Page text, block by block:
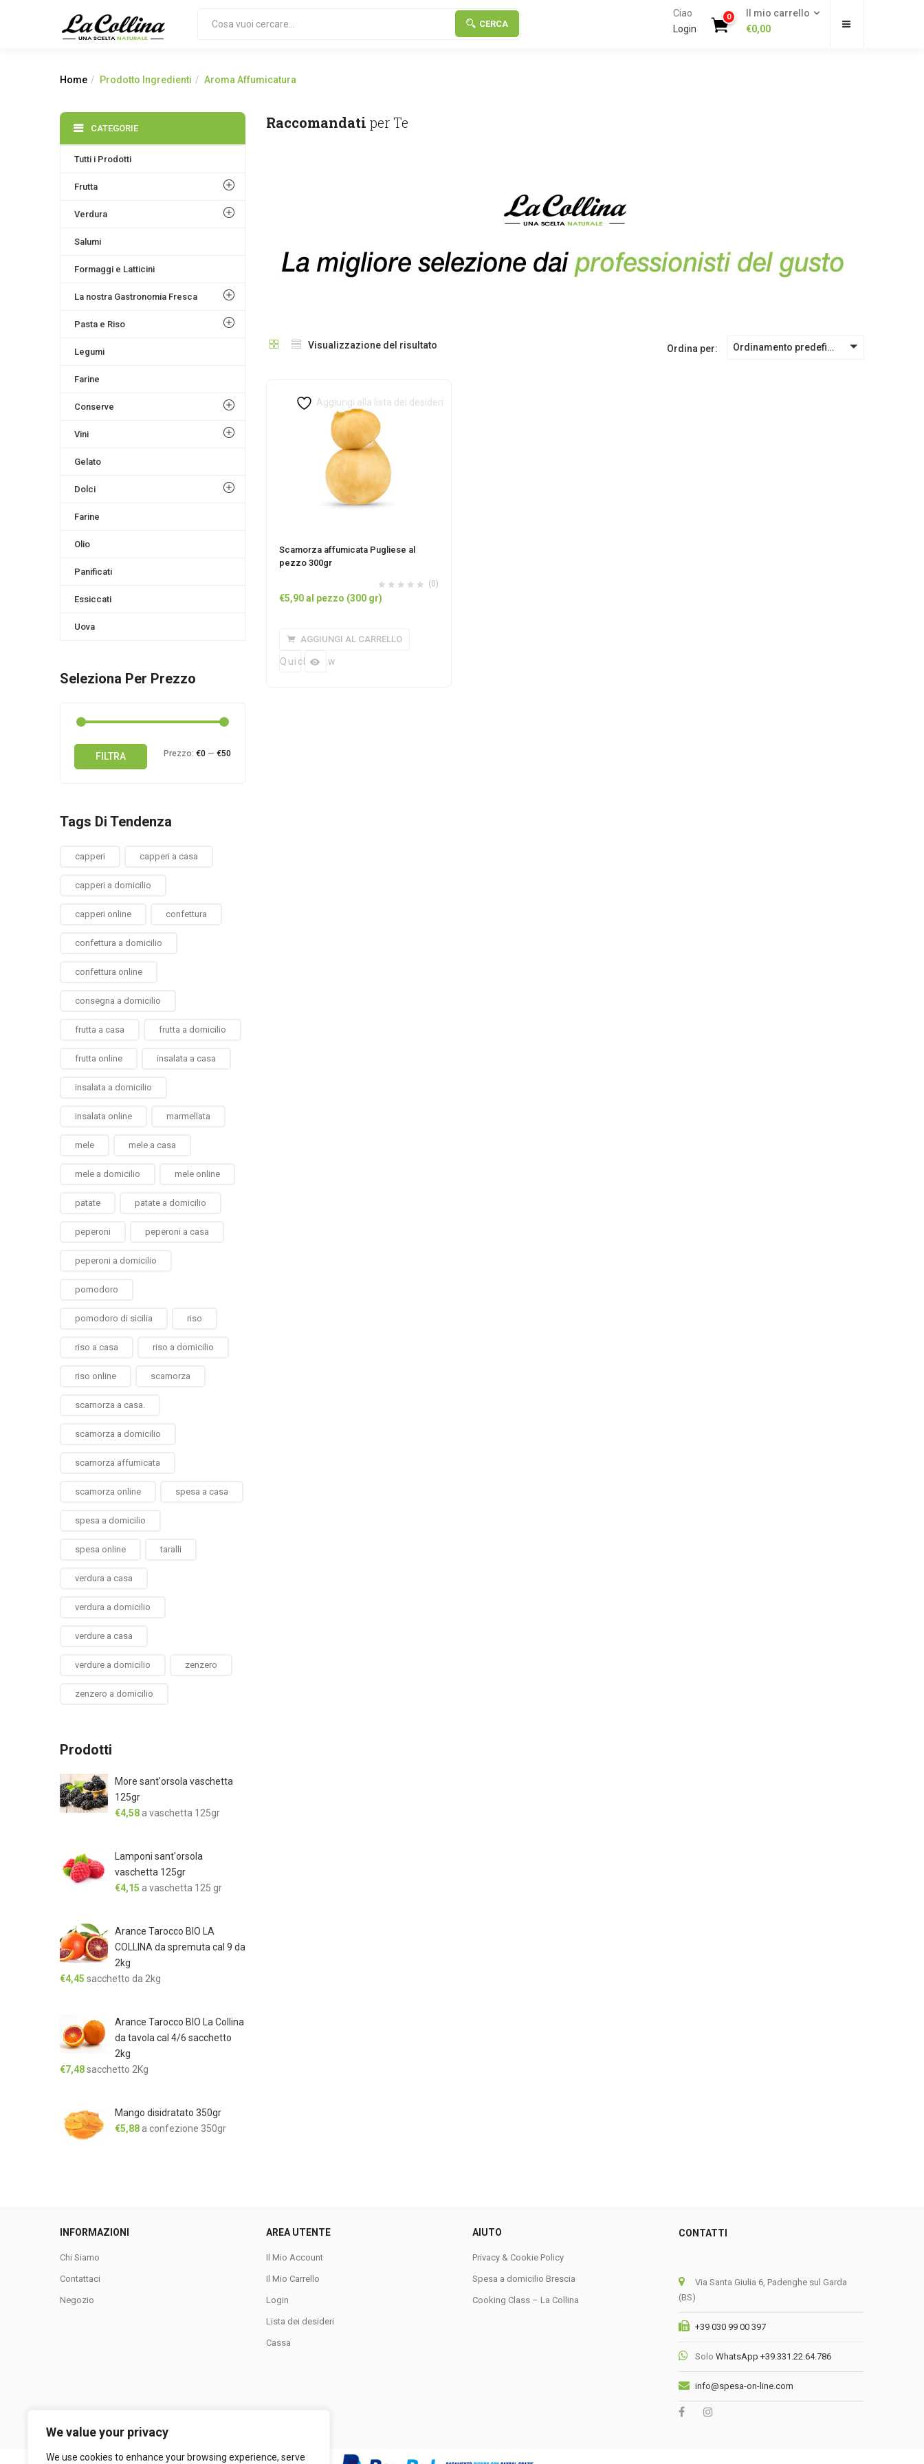
We value your privacy
We use cookies to enhance your browsing experience, serve
CERCA
Ciao
Login
0
Il mio carrello
€0,00
Home Prodotto Ingredienti Aroma Affumicatura
Raccomandati per Te
Visualizzazione del risultato Ordina per: Ordinamento predefinito
Aggiungi alla lista dei desideri
Scamorza affumicata Pugliese al
pezzo 300gr
(0)
€5,90al pezzo (300 gr)
AGGIUNGI AL CARRELLO
Quick view
CATEGORIE
Tutti i Prodotti
Frutta
Verdura
Salumi
Formaggi e Latticini
La nostra Gastronomia Fresca
Pasta e Riso
Legumi
Farine
Conserve
Vini
Gelato
Dolci
Farine
Olio
Panificati
Essiccati
Uova
Seleziona Per Prezzo
Prezzo
Prezzo
FILTRA Prezzo: €0 — €50
Tags Di Tendenza
capperi capperi a casa
capperi a domicilio
capperi online confettura
confettura a domicilio
confettura online
consegna a domicilio
frutta a casa frutta a domicilio
frutta online insalata a casa
insalata a domicilio
insalata online marmellata
mele mele a casa
mele a domicilio mele online
patate patate a domicilio
peperoni peperoni a casa
peperoni a domicilio
pomodoro
pomodoro di sicilia riso
riso a casa riso a domicilio
riso online scamorza
scamorza a casa.
scamorza a domicilio
scamorza affumicata
scamorza online spesa a casa
spesa a domicilio
spesa online taralli
verdura a casa
verdura a domicilio
verdure a casa
verdure a domicilio zenzero
zenzero a domicilio
Prodotti
More sant'orsola vaschetta
125gr
€4,58 a vaschetta 125gr
Lamponi sant'orsola
vaschetta 125gr
€4,15 a vaschetta 125 gr
Arance Tarocco BIO LA
COLLINA da spremuta cal 9 da
2kg
€4,45 sacchetto da 2kg
Arance Tarocco BIO La Collina
da tavola cal 4/6 sacchetto
2kg
€7,48sacchetto 2Kg
Mango disidratato 350gr
€5,88 a confezione 350gr
INFORMAZIONI
Chi Siamo
Contattaci
Negozio
AREA UTENTE
Il Mio Account
Il Mio Carrello
Login
Lista dei desideri
Cassa
AIUTO
Privacy & Cookie Policy
Spesa a domicilio Brescia
Cooking Class – La Collina
CONTATTI
Via Santa Giulia 6, Padenghe sul Garda
(BS)
+39 030 99 00 397
Solo WhatsApp +39.331.22.64.786
info@spesa-on-line.com
LA COLLINA SRL